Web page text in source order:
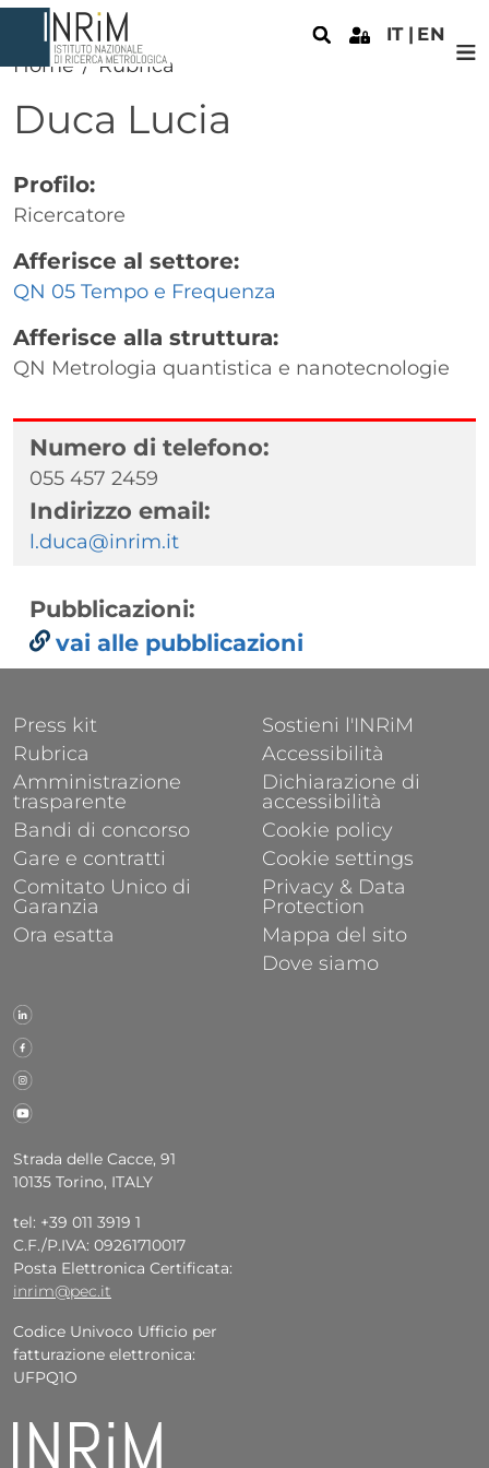
Salta al contenuto principale
IT EN
Home Rubrica
Duca Lucia
Profilo:
Ricercatore
Afferisce al settore:
QN 05 Tempo e Frequenza
Afferisce alla struttura:
QN Metrologia quantistica e nanotecnologie
Numero di telefono:
055 457 2459
Indirizzo email:
l.duca@inrim.it
Pubblicazioni:
vai alle pubblicazioni
Strada delle Cacce, 91
10135 Torino, ITALY
tel: +39 011 3919 1
C.F./P.IVA: 09261710017
Posta Elettronica Certificata:
inrim@pec.it
Codice Univoco Ufficio per
fatturazione elettronica:
UFPQ1O
FOOTER 1
Press kit
Rubrica
Amministrazione
trasparente
Bandi di concorso
Gare e contratti
Comitato Unico di
Garanzia
Ora esatta
FOOTER 2
Sostieni l'INRiM
Accessibilità
Dichiarazione di
accessibilità
Cookie policy
Cookie settings
Privacy & Data
Protection
Mappa del sito
Dove siamo